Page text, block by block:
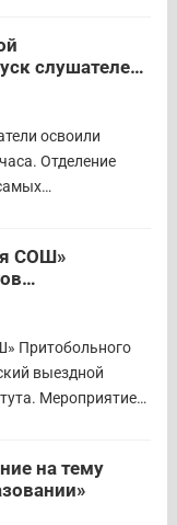
в преподавании
Цели
слушателей
освоили
Отделение
психологов в
Все
итоговую
и получили
СОШ»
Притобольного
выездной
Мероприятие
образования
на тему